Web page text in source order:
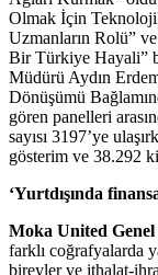
Olmak İçin
Uzmanların Rolü”
Bir Türkiye Hayali”
Müdürü Aydın
Dönüşümü
gören panelleri
sayısı 3197’ye
gösterim ve 38.292
‘Yurtdışında
Moka United
farklı coğrafyalarda
bireyler ve ithalat-